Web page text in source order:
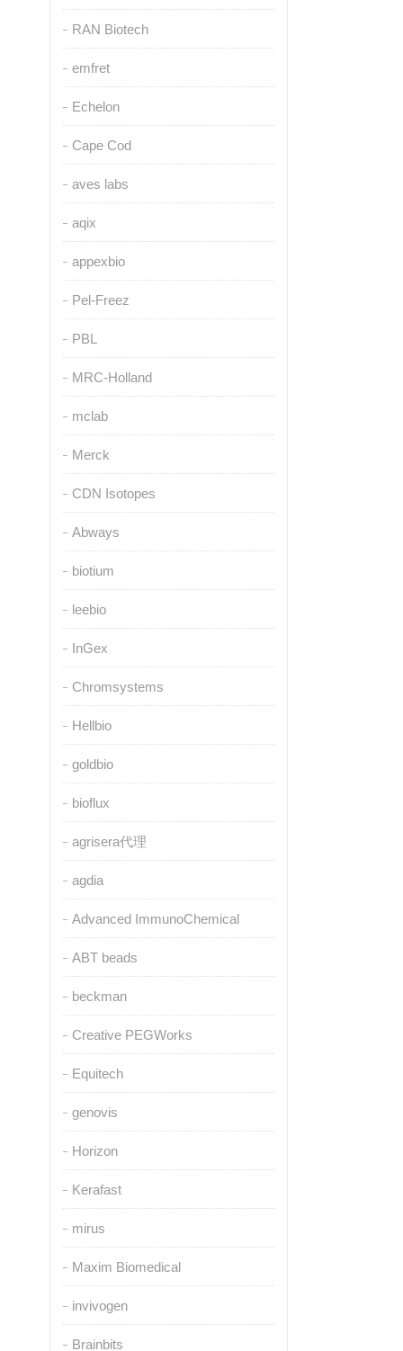
RAN Biotech
emfret
Echelon
Cape Cod
aves labs
aqix
appexbio
Pel-Freez
PBL
MRC-Holland
mclab
Merck
CDN Isotopes
Abways
biotium
leebio
InGex
Chromsystems
Hellbio
goldbio
bioflux
agrisera代理
agdia
Advanced ImmunoChemical
ABT beads
beckman
Creative PEGWorks
Equitech
genovis
Horizon
Kerafast
mirus
Maxim Biomedical
invivogen
Brainbits